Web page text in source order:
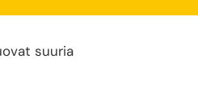
suuria